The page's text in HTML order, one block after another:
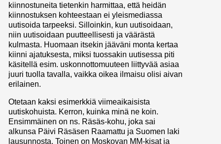
kiinnostuneita tietenkin harmittaa, että heidän
kiinnostuksen kohteestaan ei yleismediassa
uutisoida tarpeeksi. Silloinkin, kun uutisoidaan,
niin uutisoidaan puutteellisesti ja väärästä
kulmasta. Huomaan itsekin jääväni monta kertaa
kiinni ajatuksesta, miksi tuossakin uutisessa piti
käsitellä esim. uskonnottomuuteen liittyvää asiaa
juuri tuolla tavalla, vaikka oikea ilmaisu olisi aivan
erilainen.
Otetaan kaksi esimerkkiä viimeaikaisista
uutiskohuista. Kerron, kuinka minä ne koin.
Ensimmäinen on ns. Räsäs-kohu, joka sai
alkunsa Päivi Räsäsen Raamattu ja Suomen laki
lausunnosta. Toinen on Moskovan MM-kisat ja